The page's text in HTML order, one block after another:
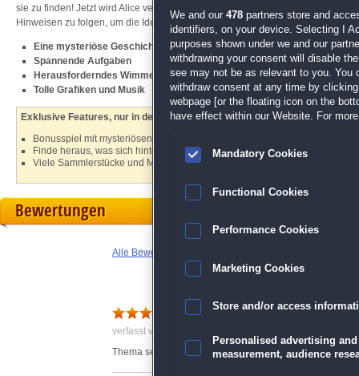
sie zu finden! Jetzt wird Alice vermisst und jemand ist damit beschäftigt, lose
Hinweisen zu folgen, um die Identität des Entführers herauszufinden und ihre
Eine mysteriöse Geschichte
Spannende Aufgaben
Herausforderndes Wimmelbild-Spiel
Tolle Grafiken und Musik
Exklusive Features, nur in der Sammleredition:
Bonusspiel mit mysteriösen Aufgaben
Finde heraus, was sich hinter der Geheimtür verbirgt
Viele Sammlerstücke und Morphs
Bewertungen
Alle Bewertungen anzeigen
wie immer klasse
verfasst von Anonym am 19.04.2023 um 15:11
Thema sehr gut, leider etwas kurze Version, gut, dass
We and our 478 partners store and
identifiers, on your device. Selecting I
purposes shown under we and our
withdrawing your consent will disable
see may not be as relevant to you. You
withdraw consent at any time by
webpage [or the floating icon on the
have effect within our Website. For
Mandatory Cookies
Functional Cookies
Performance Cookies
Marketing Cookies
Store and/or access
Personalised advertising
measurement, audience